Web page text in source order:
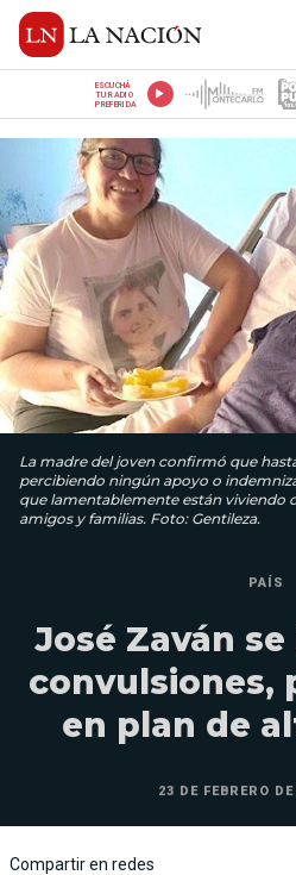
ESCUCHÁ
TU RADIO
PREFERIDA
La madre del joven confirmó que
percibiendo ningún apoyo o
que lamentablemente están viviendo
amigos y familias. Foto: Gentileza.
PAÍS
José Zaván
convulsiones,
en plan de
23 DE FEBRERO
Compartir en redes